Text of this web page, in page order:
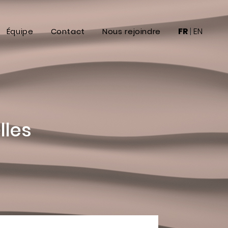
Sport
IT, digital et médias
Énergies et ressources
Financement de la croissance
Équipe Contact Nous rejoindre FR | EN